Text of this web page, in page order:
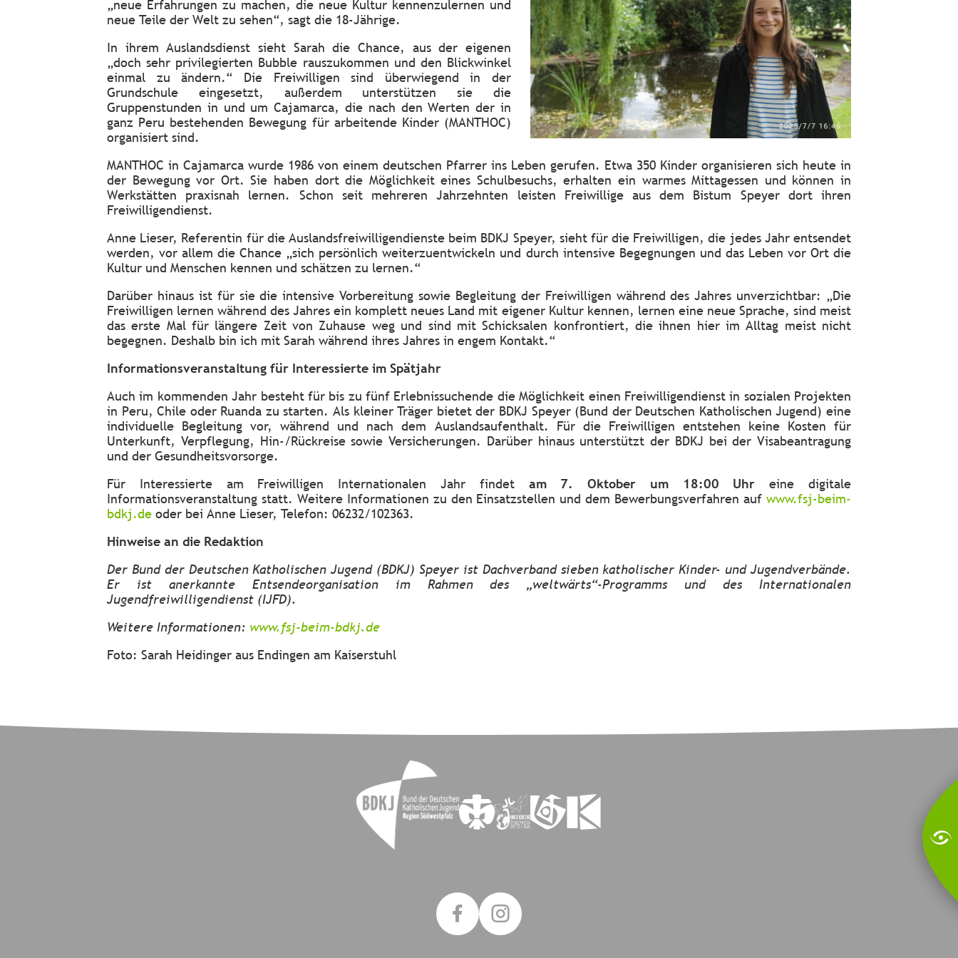
„neue Erfahrungen zu machen, die neue Kultur kennenzulernen und
neue Teile der Welt zu sehen“, sagt die 18-Jährige.
In ihrem Auslandsdienst sieht Sarah die Chance, aus der eigenen
„doch sehr privilegierten Bubble rauszukommen und den Blickwinkel
einmal zu ändern.“ Die Freiwilligen sind überwiegend in der
Grundschule eingesetzt, außerdem unterstützen sie die
Gruppenstunden in und um Cajamarca, die nach den Werten der in
ganz Peru bestehenden Bewegung für arbeitende Kinder (MANTHOC)
organisiert sind.
MANTHOC in Cajamarca wurde 1986 von einem deutschen Pfarrer ins Leben gerufen. Etwa 350 Kinder organisieren sich heute in
der Bewegung vor Ort. Sie haben dort die Möglichkeit eines Schulbesuchs, erhalten ein warmes Mittagessen und können in
Werkstätten praxisnah lernen. Schon seit mehreren Jahrzehnten leisten Freiwillige aus dem Bistum Speyer dort ihren
Freiwilligendienst.
Anne Lieser, Referentin für die Auslandsfreiwilligendienste beim BDKJ Speyer, sieht für die Freiwilligen, die jedes Jahr entsendet
werden, vor allem die Chance „sich persönlich weiterzuentwickeln und durch intensive Begegnungen und das Leben vor Ort die
Kultur und Menschen kennen und schätzen zu lernen.“
Darüber hinaus ist für sie die intensive Vorbereitung sowie Begleitung der Freiwilligen während des Jahres unverzichtbar: „Die
Freiwilligen lernen während des Jahres ein komplett neues Land mit eigener Kultur kennen, lernen eine neue Sprache, sind meist
das erste Mal für längere Zeit von Zuhause weg und sind mit Schicksalen konfrontiert, die ihnen hier im Alltag meist nicht
begegnen. Deshalb bin ich mit Sarah während ihres Jahres in engem Kontakt.“
Informationsveranstaltung für Interessierte im Spätjahr
Auch im kommenden Jahr besteht für bis zu fünf Erlebnissuchende die Möglichkeit einen Freiwilligendienst in sozialen Projekten
in Peru, Chile oder Ruanda zu starten. Als kleiner Träger bietet der BDKJ Speyer (Bund der Deutschen Katholischen Jugend) eine
individuelle Begleitung vor, während und nach dem Auslandsaufenthalt. Für die Freiwilligen entstehen keine Kosten für
Unterkunft, Verpflegung, Hin-/Rückreise sowie Versicherungen. Darüber hinaus unterstützt der BDKJ bei der Visabeantragung
und der Gesundheitsvorsorge.
Für Interessierte am Freiwilligen Internationalen Jahr findet am 7. Oktober um 18:00 Uhr eine digitale
Informationsveranstaltung statt. Weitere Informationen zu den Einsatzstellen und dem Bewerbungsverfahren auf www.fsj-beim-
bdkj.de oder bei Anne Lieser, Telefon: 06232/102363.
Hinweise an die Redaktion
Der Bund der Deutschen Katholischen Jugend (BDKJ) Speyer ist Dachverband sieben katholischer Kinder- und Jugendverbände.
Er ist anerkannte Entsendeorganisation im Rahmen des „weltwärts“-Programms und des Internationalen
Jugendfreiwilligendienst (IJFD).
Weitere Informationen: www.fsj-beim-bdkj.de
Foto: Sarah Heidinger aus Endingen am Kaiserstuhl